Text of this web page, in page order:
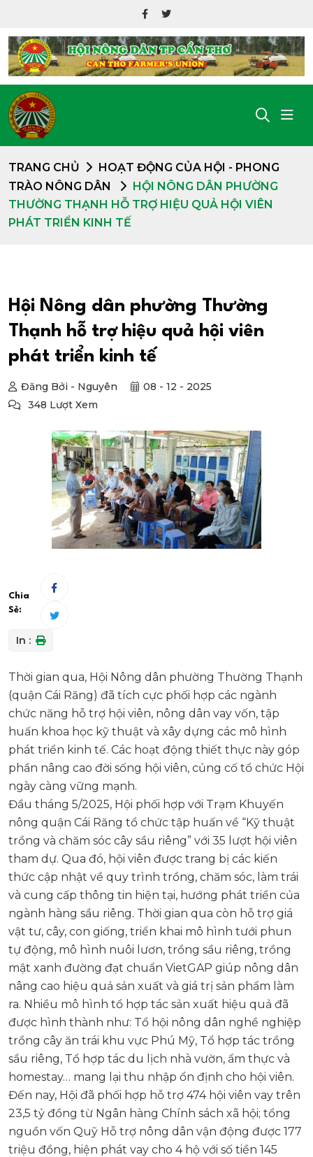
TRANG CHỦ HOẠT ĐỘNG CỦA HỘI - PHONG
TRÀO NÔNG DÂN
HỘI NÔNG DÂN PHƯỜNG
THƯỜNG THẠNH HỖ TRỢ HIỆU QUẢ HỘI VIÊN
PHÁT TRIỂN KINH TẾ
Hội Nông dân phường Thường
Thạnh hỗ trợ hiệu quả hội viên
phát triển kinh tế
Đăng Bởi - Nguyên
08 - 12 - 2025
348 Lượt Xem
Chia
Sẻ:
In :
Thời gian qua, Hội Nông dân phường Thường Thạnh
(quận Cái Răng) đã tích cực phối hợp các ngành
chức năng hỗ trợ hội viên, nông dân vay vốn, tập
huấn khoa học kỹ thuật và xây dựng các mô hình
phát triển kinh tế. Các hoạt động thiết thực này góp
phần nâng cao đời sống hội viên, củng cố tổ chức Hội
ngày càng vững mạnh.
Đầu tháng 5/2025, Hội phối hợp với Trạm Khuyến
nông quận Cái Răng tổ chức tập huấn về “Kỹ thuật
trồng và chăm sóc cây sầu riêng” với 35 lượt hội viên
tham dự. Qua đó, hội viên được trang bị các kiến
thức cập nhật về quy trình trồng, chăm sóc, làm trái
và cung cấp thông tin hiện tại, hướng phát triển của
ngành hàng sầu riêng. Thời gian qua còn hỗ trợ giá
vật tư, cây, con giống, triển khai mô hình tưới phun
tự động, mô hình nuôi lươn, trồng sầu riêng, trồng
mật xanh đường đạt chuẩn VietGAP giúp nông dân
nâng cao hiệu quả sản xuất và giá trị sản phẩm làm
ra. Nhiều mô hình tổ hợp tác sản xuất hiệu quả đã
được hình thành như: Tổ hội nông dân nghề nghiệp
trồng cây ăn trái khu vực Phú Mỹ, Tổ hợp tác trồng
sầu riêng, Tổ hợp tác du lịch nhà vườn, ẩm thực và
homestay… mang lại thu nhập ổn định cho hội viên.
Đến nay, Hội đã phối hợp hỗ trợ 474 hội viên vay trên
23,5 tỷ đồng từ Ngân hàng Chính sách xã hội; tổng
nguồn vốn Quỹ Hỗ trợ nông dân vận động được 177
triệu đồng, hiện phát vay cho 4 hộ với số tiền 145